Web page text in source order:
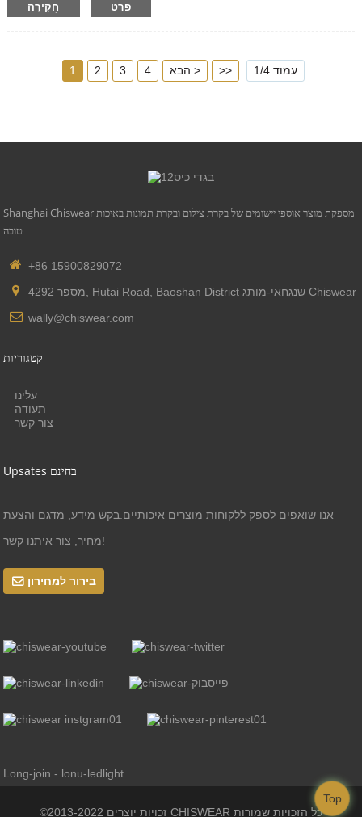
3. תעודה: EU zhaga, CEחֲקִירָה פרט
1 2 3 4 הבא > >> עמוד 1/4
Shanghai Chiswear מספקת מוצר אוספי יישומים של בקרת צילום ובקרת תמונות באיכות
טובה
+86 15900829072
מספר 4292, Hutai Road, Baoshan District שנגחאי-מותג Chiswear
wally@chiswear.com
קטגוריות
עלינו
תעודה
צור קשר
Upsates בחינם
אנו שואפים לספק ללקוחות מוצרים איכותיים.בקש מידע, מדגם והצעת
מחיר, צור איתנו קשר!
בירור למחירון
Long-join - lonu-ledlight
©זכויות יוצרים 2013-2022 CHISWEAR כל הזכויות שמורות
Top